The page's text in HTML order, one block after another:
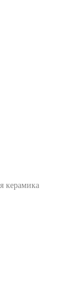
керамика